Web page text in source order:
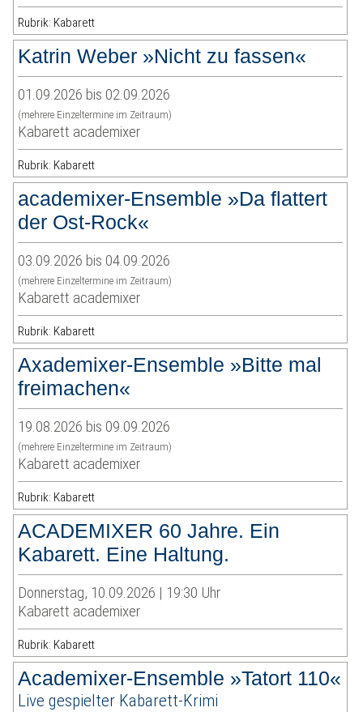
Rubrik: Kabarett
Katrin Weber »Nicht zu fassen«
01.09.2026 bis 02.09.2026
(mehrere Einzeltermine im Zeitraum)
Kabarett academixer
Rubrik: Kabarett
academixer-Ensemble »Da flattert
der Ost-Rock«
03.09.2026 bis 04.09.2026
(mehrere Einzeltermine im Zeitraum)
Kabarett academixer
Rubrik: Kabarett
Axademixer-Ensemble »Bitte mal
freimachen«
19.08.2026 bis 09.09.2026
(mehrere Einzeltermine im Zeitraum)
Kabarett academixer
Rubrik: Kabarett
ACADEMIXER 60 Jahre. Ein
Kabarett. Eine Haltung.
Donnerstag, 10.09.2026 | 19:30 Uhr
Kabarett academixer
Rubrik: Kabarett
Academixer-Ensemble »Tatort 110«
Live gespielter Kabarett-Krimi